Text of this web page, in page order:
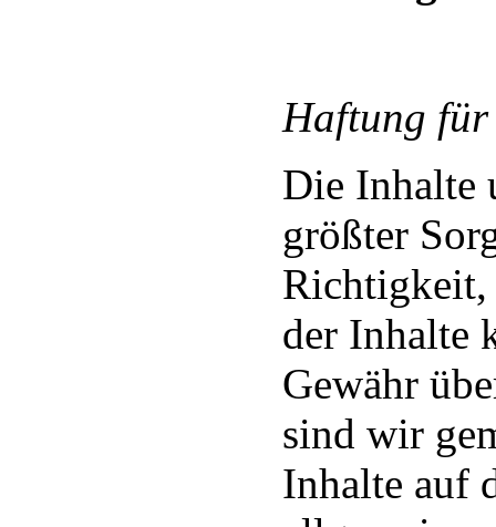
Haftung
Die Inhalte
größter
der Inhalte
Gewähr
sind wir
Inhalte auf